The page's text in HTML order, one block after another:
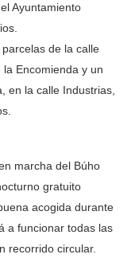
Ayuntamiento
de la calle
Encomienda y un
en la calle Industrias,
marcha del Búho
gratuito
acogida durante
a funcionar todas las
recorrido circular.